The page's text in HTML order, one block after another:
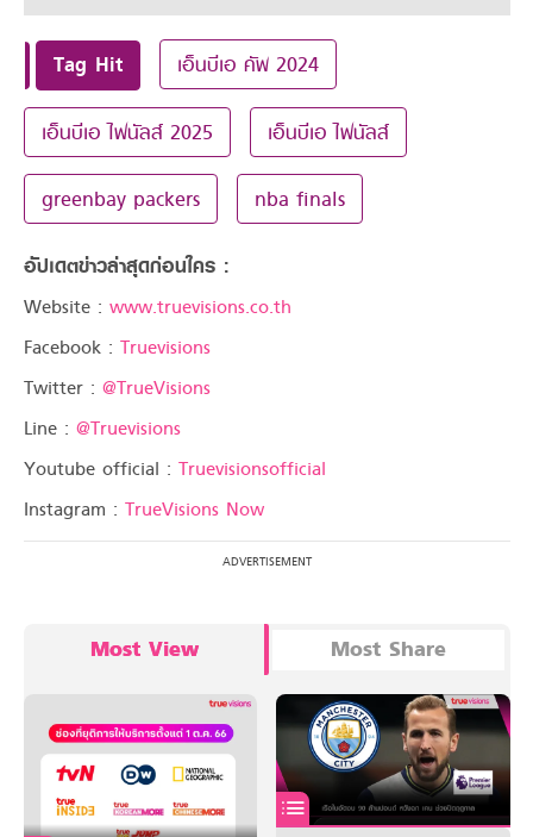
Tag Hit เอ็นบีเอ คัพ 2024
เอ็นบีเอ ไฟนัลส์ 2025 เอ็นบีเอ ไฟนัลส์
greenbay packers nba finals
อัปเดตข่าวล่าสุดก่อนใคร :
Website : www.truevisions.co.th
Facebook : Truevisions
Twitter : @TrueVisions
Line : @Truevisions
Youtube official : Truevisionsofficial
Instagram : TrueVisions Now
Most View Most Share